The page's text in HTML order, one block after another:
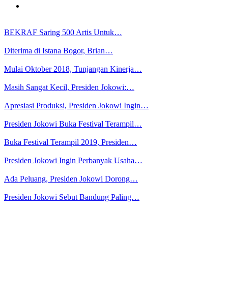
BEKRAF Saring 500 Artis Untuk…
Diterima di Istana Bogor, Brian…
Mulai Oktober 2018, Tunjangan Kinerja…
Masih Sangat Kecil, Presiden Jokowi:…
Apresiasi Produksi, Presiden Jokowi Ingin…
Presiden Jokowi Buka Festival Terampil…
Buka Festival Terampil 2019, Presiden…
Presiden Jokowi Ingin Perbanyak Usaha…
Ada Peluang, Presiden Jokowi Dorong…
Presiden Jokowi Sebut Bandung Paling…